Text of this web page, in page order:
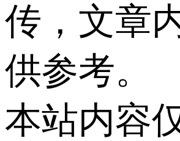
传，文章
供参考。
本站内容